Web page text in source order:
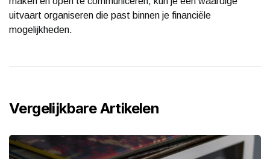
uitvaart organiseren die past binnen je financiële
mogelijkheden.
Vergelijkbare Artikelen